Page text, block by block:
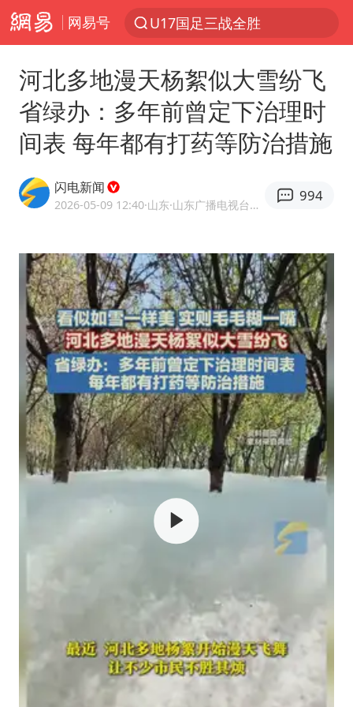
网易号
U17国足三战全胜
OpenAI为免费用户升级GPT-5.6 Luna
美股三大指数集体收跌 西数跌超13%
我国编制完成新版全月地质图
法国下周开始禁止未经同意的电话营销
看守所辅警收受10万获刑1年
国家气候中心：8月将有4轮高温过程，部分地区可达40℃～45℃
青海海西州茫崖市发生3.1级地震
郑国霖回应去景区上班被保安拦下
宇树科技发行价格150.80元/股
女子利用漏洞0元薅走3000多件家电
今年已有4位周星驰电影配角去世
现代版摸金校尉落网查获400多枚古币
80后女柜员逆袭成4200亿银行副行长
河北多地漫天杨絮似大雪纷飞
省绿办：多年前曾定下治理时
间表 每年都有打药等防治措施
闪电新闻
2026-05-09 12:40·山东 ·山东广播电视台官方APP闪电新闻
994